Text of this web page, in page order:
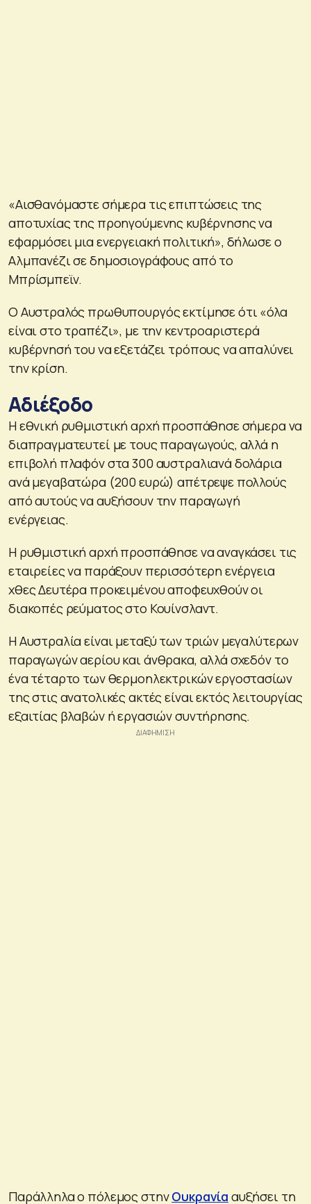
«Αισθανόμαστε σήμερα τις επιπτώσεις της
αποτυχίας της προηγούμενης κυβέρνησης να
εφαρμόσει μια ενεργειακή πολιτική», δήλωσε ο
Αλμπανέζι σε δημοσιογράφους από το
Μπρίσμπεϊν.
Ο Αυστραλός πρωθυπουργός εκτίμησε ότι «όλα
είναι στο τραπέζι», με την κεντροαριστερά
κυβέρνησή του να εξετάζει τρόπους να απαλύνει
την κρίση.
Αδιέξοδο
Η εθνική ρυθμιστική αρχή προσπάθησε σήμερα να
διαπραγματευτεί με τους παραγωγούς, αλλά η
επιβολή πλαφόν στα 300 αυστραλιανά δολάρια
ανά μεγαβατώρα (200 ευρώ) απέτρεψε πολλούς
από αυτούς να αυξήσουν την παραγωγή
ενέργειας.
Η ρυθμιστική αρχή προσπάθησε να αναγκάσει τις
εταιρείες να παράξουν περισσότερη ενέργεια
χθες Δευτέρα προκειμένου αποφευχθούν οι
διακοπές ρεύματος στο Κουίνσλαντ.
Η Αυστραλία είναι μεταξύ των τριών μεγαλύτερων
παραγωγών αερίου και άνθρακα, αλλά σχεδόν το
ένα τέταρτο των θερμοηλεκτρικών εργοστασίων
της στις ανατολικές ακτές είναι εκτός λειτουργίας
εξαιτίας βλαβών ή εργασιών συντήρησης.
Παράλληλα ο πόλεμος στηνΟυκρανία αυξήσει τη